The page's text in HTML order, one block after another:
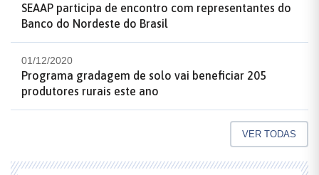
SEAAP participa de encontro com representantes do
Banco do Nordeste do Brasil
01/12/2020
Programa gradagem de solo vai beneficiar 205
produtores rurais este ano
VER TODAS